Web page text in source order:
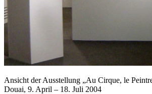
Ansicht der Ausstellung „Au Cirque, le
Douai, 9. April – 18. Juli 2004